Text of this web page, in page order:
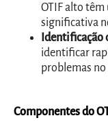
OTIF alto
significativa
Identificação
identificar
problemas
Componentes do